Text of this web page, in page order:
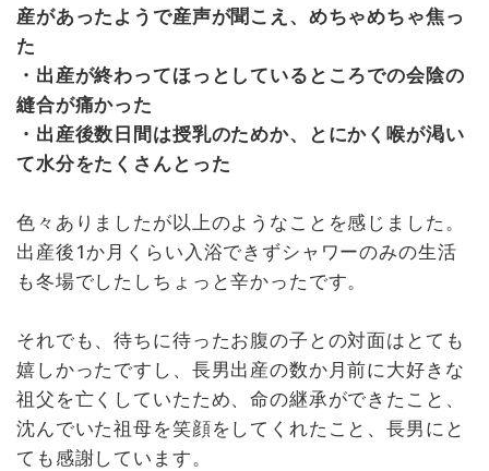
産があったようで産声が聞こえ、めちゃめちゃ焦っ
た
・出産が終わってほっとしているところでの会陰の
縫合が痛かった
・出産後数日間は授乳のためか、とにかく喉が渇い
て水分をたくさんとった
色々ありましたが以上のようなことを感じました。
出産後1か月くらい入浴できずシャワーのみの生活
も冬場でしたしちょっと辛かったです。
それでも、待ちに待ったお腹の子との対面はとても
嬉しかったですし、長男出産の数か月前に大好きな
祖父を亡くしていたため、命の継承ができたこと、
沈んでいた祖母を笑顔をしてくれたこと、長男にと
ても感謝しています。